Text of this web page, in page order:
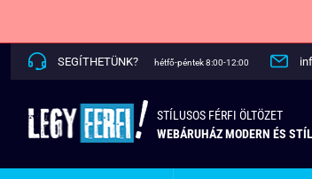
SEGÍTHETÜNK? hétfő-péntek 8:00-12:00
STÍLUSOS FÉRFI ÖLTÖZET
WEBÁRUHÁZ MODERN ÉS